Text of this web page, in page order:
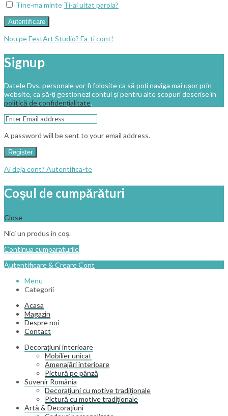
Tine-ma minte Ti-ai uitat parola?
Autentificare
Nou pe FestArt Studio? Fa-ti cont!
Signup
Datele Dvs. personale vor fi folosite ca să poți naviga mai ușor prin
website, ca să-ți gestionezi contul și pentru alte scopuri descrise în
politică de confidențialitate.
A password will be sent to your email address.
Register
Ai deja cont? Autentifica-te
Coşul de cumpărături
Close
Nici un produs in coș.
Continua cumparaturile
Autentificare & Creare Cont
Menu
Categorii
Acasa
Magazin
Despre noi
Contact
Decorațiuni interioare
Mobilier unicat
Amenajări interioare
Pictură pe pânză
Suvenir România
Decoraţiuni cu motive tradiţionale
Pictură cu motive tradiţionale
Artă & Decoraţiuni